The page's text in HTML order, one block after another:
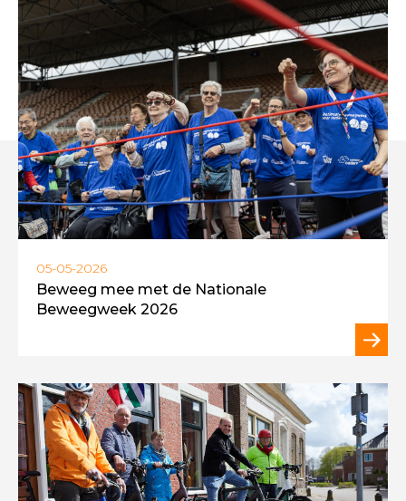
05-05-2026
Beweeg mee met de Nationale
Beweegweek 2026